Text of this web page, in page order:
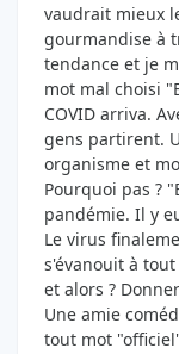
vaudrait mieux
gourmandise à
tendance et je
mot mal choisi
COVID arriva.
gens partirent.
organisme et
Pourquoi pas ?
pandémie. Il y
Le virus
s'évanouit à tout
et alors ?
Une amie
tout mot